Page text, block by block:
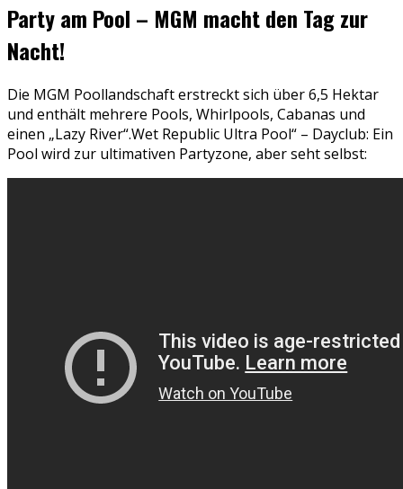
Party am Pool – MGM macht den Tag zur
Nacht!
Die MGM Poollandschaft erstreckt sich über 6,5 Hektar
und enthält mehrere Pools, Whirlpools, Cabanas und
einen „Lazy River“.Wet Republic Ultra Pool“ – Dayclub: Ein
Pool wird zur ultimativen Partyzone, aber seht selbst: